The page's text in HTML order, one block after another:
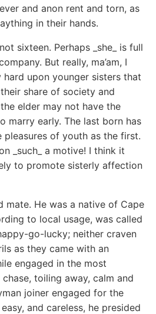
and anon rent and torn, as
in their hands.
sixteen. Perhaps _she_ is full
But really, ma’am, I
upon younger sisters that
share of society and
elder may not have the
marry early. The last born has
of youth as the first.
_such_ a motive! I think it
to promote sisterly affection
mate. He was a native of Cape
to local usage, was called
go-lucky; neither craven
as they came with an
engaged in the most
toiling away, calm and
joiner engaged for the
and careless, he presided